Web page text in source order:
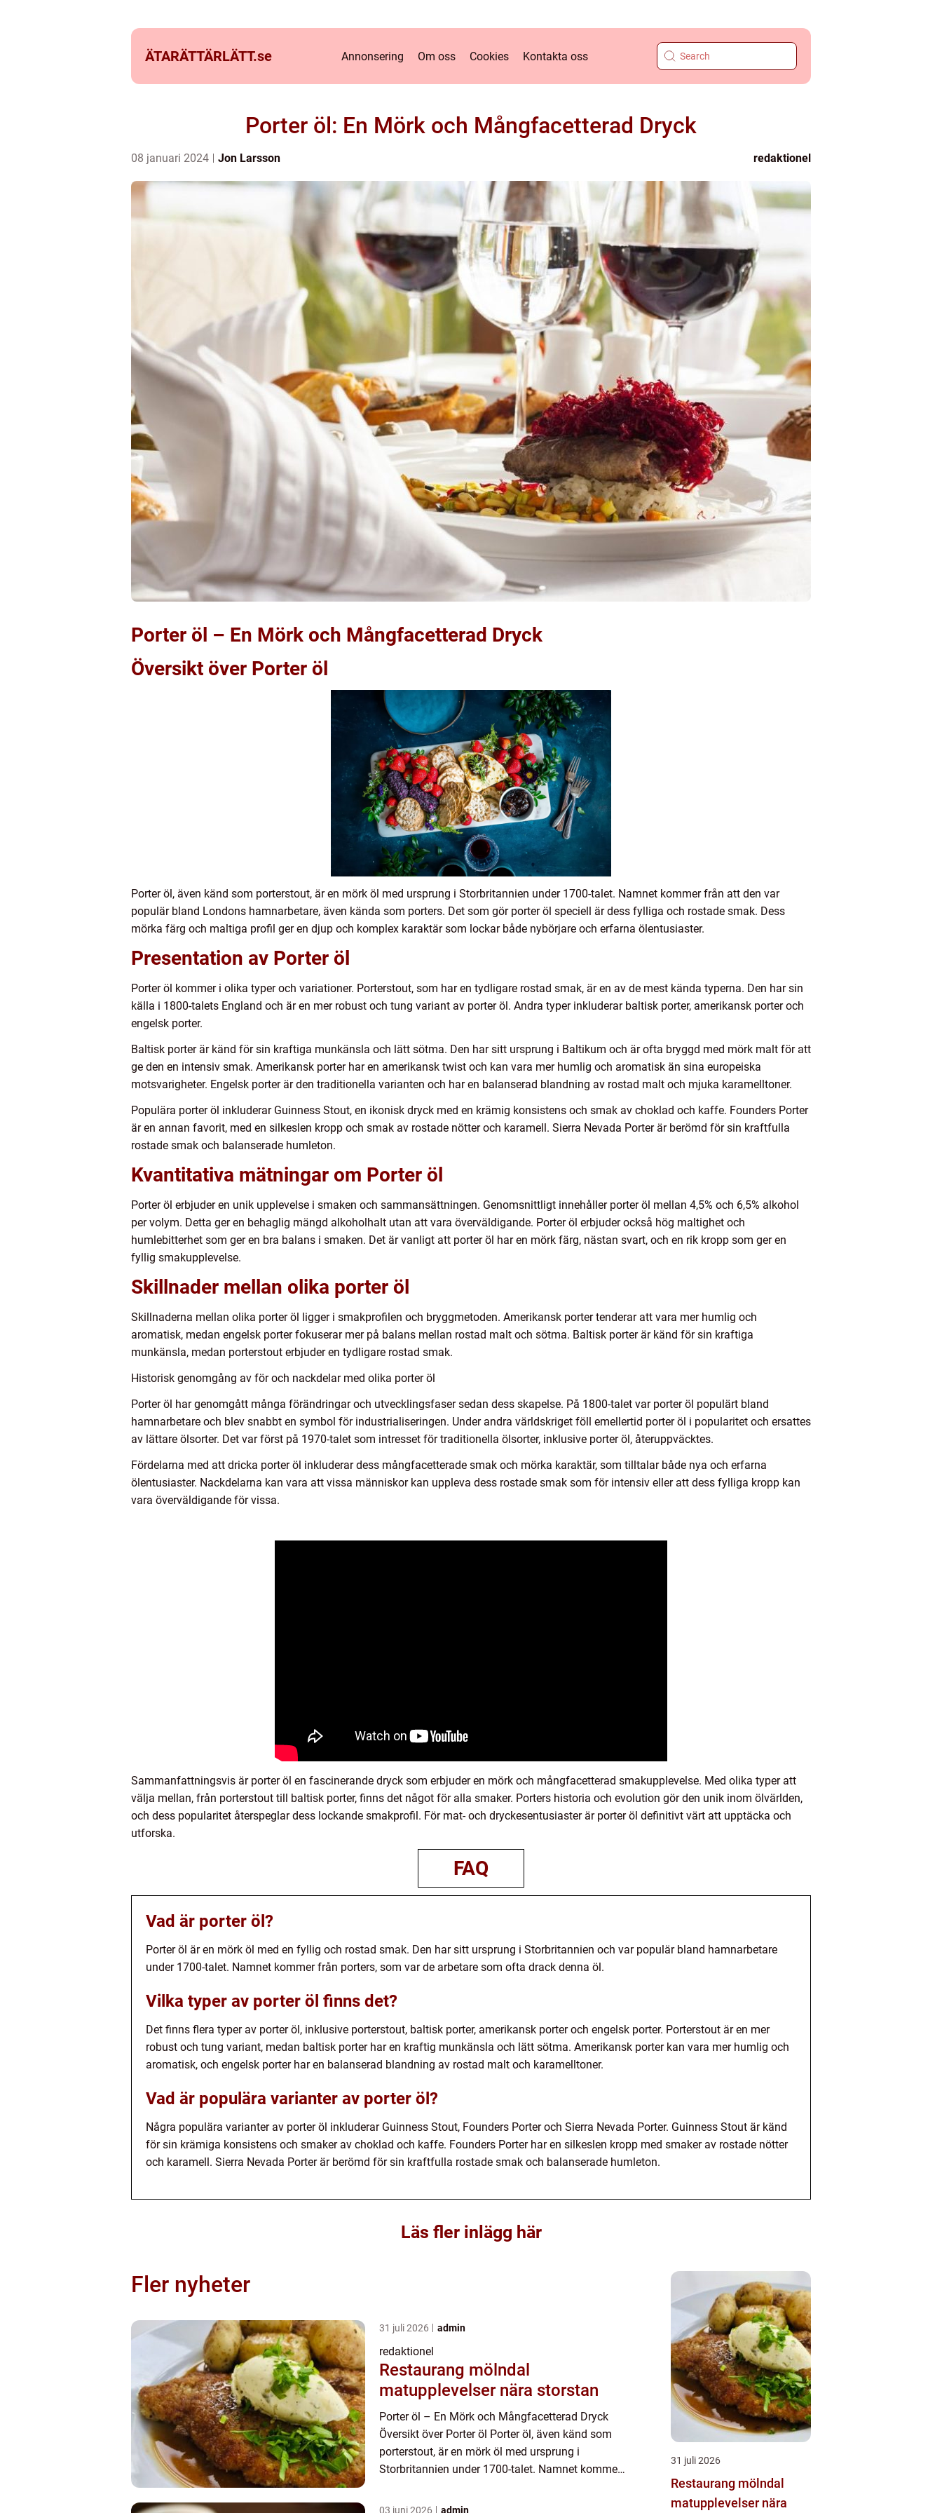
ÄTARÄTTÄRLÄTT.se Annonsering Om oss Cookies Kontakta oss
Porter öl: En Mörk och Mångfacetterad Dryck
08 januari 2024 Jon Larsson redaktionel
Porter öl – En Mörk och Mångfacetterad Dryck
Översikt över Porter öl
Porter öl, även känd som porterstout, är en mörk öl med ursprung i Storbritannien under 1700-talet. Namnet kommer från att den var
populär bland Londons hamnarbetare, även kända som porters. Det som gör porter öl speciell är dess fylliga och rostade smak. Dess
mörka färg och maltiga profil ger en djup och komplex karaktär som lockar både nybörjare och erfarna ölentusiaster.
Presentation av Porter öl
Porter öl kommer i olika typer och variationer. Porterstout, som har en tydligare rostad smak, är en av de mest kända typerna. Den har sin
källa i 1800-talets England och är en mer robust och tung variant av porter öl. Andra typer inkluderar baltisk porter, amerikansk porter och
engelsk porter.
Baltisk porter är känd för sin kraftiga munkänsla och lätt sötma. Den har sitt ursprung i Baltikum och är ofta bryggd med mörk malt för att
ge den en intensiv smak. Amerikansk porter har en amerikansk twist och kan vara mer humlig och aromatisk än sina europeiska
motsvarigheter. Engelsk porter är den traditionella varianten och har en balanserad blandning av rostad malt och mjuka karamelltoner.
Populära porter öl inkluderar Guinness Stout, en ikonisk dryck med en krämig konsistens och smak av choklad och kaffe. Founders Porter
är en annan favorit, med en silkeslen kropp och smak av rostade nötter och karamell. Sierra Nevada Porter är berömd för sin kraftfulla
rostade smak och balanserade humleton.
Kvantitativa mätningar om Porter öl
Porter öl erbjuder en unik upplevelse i smaken och sammansättningen. Genomsnittligt innehåller porter öl mellan 4,5% och 6,5% alkohol
per volym. Detta ger en behaglig mängd alkoholhalt utan att vara överväldigande. Porter öl erbjuder också hög maltighet och
humlebitterhet som ger en bra balans i smaken. Det är vanligt att porter öl har en mörk färg, nästan svart, och en rik kropp som ger en
fyllig smakupplevelse.
Skillnader mellan olika porter öl
Skillnaderna mellan olika porter öl ligger i smakprofilen och bryggmetoden. Amerikansk porter tenderar att vara mer humlig och
aromatisk, medan engelsk porter fokuserar mer på balans mellan rostad malt och sötma. Baltisk porter är känd för sin kraftiga
munkänsla, medan porterstout erbjuder en tydligare rostad smak.
Historisk genomgång av för och nackdelar med olika porter öl
Porter öl har genomgått många förändringar och utvecklingsfaser sedan dess skapelse. På 1800-talet var porter öl populärt bland
hamnarbetare och blev snabbt en symbol för industrialiseringen. Under andra världskriget föll emellertid porter öl i popularitet och ersattes
av lättare ölsorter. Det var först på 1970-talet som intresset för traditionella ölsorter, inklusive porter öl, återuppväcktes.
Fördelarna med att dricka porter öl inkluderar dess mångfacetterade smak och mörka karaktär, som tilltalar både nya och erfarna
ölentusiaster. Nackdelarna kan vara att vissa människor kan uppleva dess rostade smak som för intensiv eller att dess fylliga kropp kan
vara överväldigande för vissa.
Sammanfattningsvis är porter öl en fascinerande dryck som erbjuder en mörk och mångfacetterad smakupplevelse. Med olika typer att
välja mellan, från porterstout till baltisk porter, finns det något för alla smaker. Porters historia och evolution gör den unik inom ölvärlden,
och dess popularitet återspeglar dess lockande smakprofil. För mat- och dryckesentusiaster är porter öl definitivt värt att upptäcka och
utforska.
FAQ
Vad är porter öl?
Porter öl är en mörk öl med en fyllig och rostad smak. Den har sitt ursprung i Storbritannien och var populär bland hamnarbetare
under 1700-talet. Namnet kommer från porters, som var de arbetare som ofta drack denna öl.
Vilka typer av porter öl finns det?
Det finns flera typer av porter öl, inklusive porterstout, baltisk porter, amerikansk porter och engelsk porter. Porterstout är en mer
robust och tung variant, medan baltisk porter har en kraftig munkänsla och lätt sötma. Amerikansk porter kan vara mer humlig och
aromatisk, och engelsk porter har en balanserad blandning av rostad malt och karamelltoner.
Vad är populära varianter av porter öl?
Några populära varianter av porter öl inkluderar Guinness Stout, Founders Porter och Sierra Nevada Porter. Guinness Stout är känd
för sin krämiga konsistens och smaker av choklad och kaffe. Founders Porter har en silkeslen kropp med smaker av rostade nötter
och karamell. Sierra Nevada Porter är berömd för sin kraftfulla rostade smak och balanserade humleton.
Läs fler inlägg här
Fler nyheter
31 juli 2026 admin
redaktionel
Restaurang mölndal
matupplevelser nära storstan
Porter öl – En Mörk och Mångfacetterad Dryck
Översikt över Porter öl Porter öl, även känd som
porterstout, är en mörk öl med ursprung i
Storbritannien under 1700-talet. Namnet kommer
hamnarbetare, även kän...
03 juni 2026 admin
31 juli 2026
Restaurang mölndal
matupplevelser nära